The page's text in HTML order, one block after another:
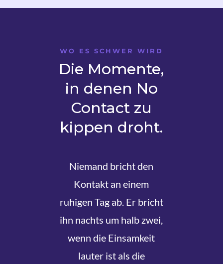
WO ES SCHWER WIRD
Die Momente,
in denen No
Contact zu
kippen droht.
Niemand bricht den
Kontakt an einem
ruhigen Tag ab. Er bricht
ihn nachts um halb zwei,
wenn die Einsamkeit
lauter ist als die